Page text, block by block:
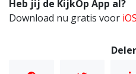
Heb jij de KijkOp App al?
Download nu gratis voor iOS